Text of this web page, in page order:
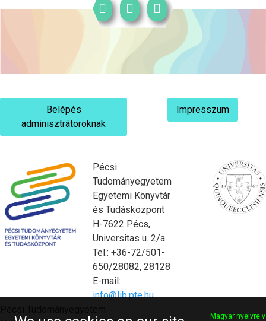
Belépés
adminisztrátoroknak
Impresszum
Pécsi
Tudományegyetem
Egyetemi Könyvtár
és Tudásközpont
H-7622 Pécs,
Universitas u. 2/a
Tel.: +36-72/501-
650/28082, 28128
E-mail:
info@lib.pte.hu
Magyar nyelvre